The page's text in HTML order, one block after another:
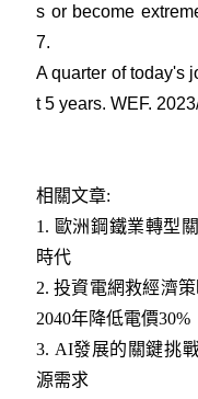
s or become
7.
A quarter of today's
t 5 years. WEF.
相關文章:
1. 歐洲鋼鐵業轉型
時代
2.投資電網救經濟
2040年降低電價30%
3. AI發展的關鍵挑
源需求